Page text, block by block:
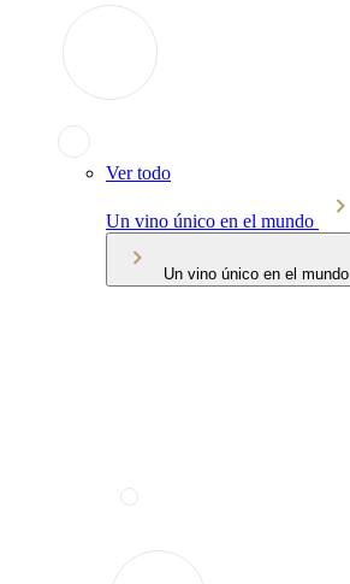
Ver todo
Un vino único en el mundo
Un vino único en el mundo